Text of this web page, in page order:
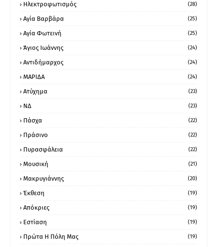
Ηλεκτροφωτισμός (28)
Αγία Βαρβάρα (25)
Αγία Φωτεινή (25)
Άγιος Ιωάννης (24)
Αντιδήμαρχος (24)
ΜΑΡΙΔΑ (24)
Ατύχημα (23)
ΝΔ (23)
Πάσχα (22)
Πράσινο (22)
Πυρασφάλεια (22)
Μουσική (21)
Μακρυγιάννης (20)
Έκθεση (19)
Απόκριες (19)
Εστίαση (19)
Πρώτα Η Πόλη Μας (19)